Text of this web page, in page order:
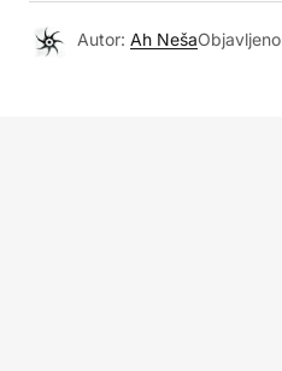
Autor: Ah NešaObjavljeno